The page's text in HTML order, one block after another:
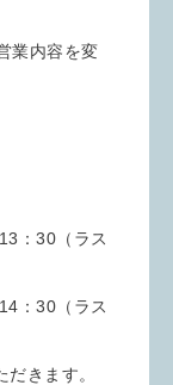
業内容を変
30（ラス
（ラス
きます。